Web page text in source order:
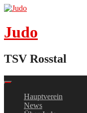
Skip
content
Judo
TSV Rosstal
Hauptverein
News